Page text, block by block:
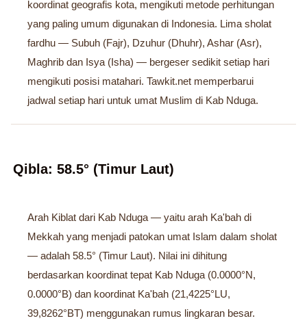
koordinat geografis kota, mengikuti metode perhitungan
yang paling umum digunakan di Indonesia. Lima sholat
fardhu — Subuh (Fajr), Dzuhur (Dhuhr), Ashar (Asr),
Maghrib dan Isya (Isha) — bergeser sedikit setiap hari
mengikuti posisi matahari. Tawkit.net memperbarui
jadwal setiap hari untuk umat Muslim di Kab Nduga.
Qibla: 58.5° (Timur Laut)
Arah Kiblat dari Kab Nduga — yaitu arah Ka'bah di
Mekkah yang menjadi patokan umat Islam dalam sholat
— adalah 58.5° (Timur Laut). Nilai ini dihitung
berdasarkan koordinat tepat Kab Nduga (0.0000°N,
0.0000°B) dan koordinat Ka'bah (21,4225°LU,
39,8262°BT) menggunakan rumus lingkaran besar.